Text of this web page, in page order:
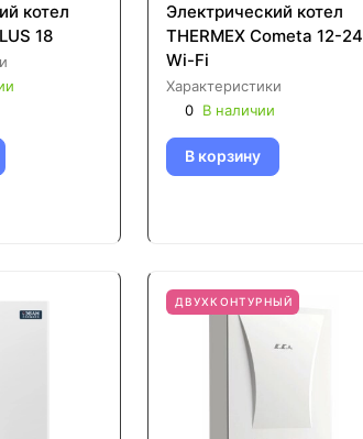
котел
18
Электрический котел
THERMEX Cometa 12-24
Wi-Fi
Характеристики
0 В наличии
В корзину
ДВУХКОНТУРНЫЙ